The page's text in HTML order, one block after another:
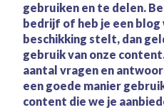
gebruiken en te delen.
bedrijf of heb je een
beschikking stelt, dan
gebruik van onze
aantal vragen en
een goede manier
content die we je